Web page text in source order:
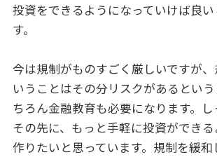
投資をできるようになっていけば良
す。
今は規制がものすごく厳しいですが
いうことはその分リスクがあるとい
ちろん金融教育も必要になります。
その先に、もっと手軽に投資ができ
作りたいと思っています。規制を緩